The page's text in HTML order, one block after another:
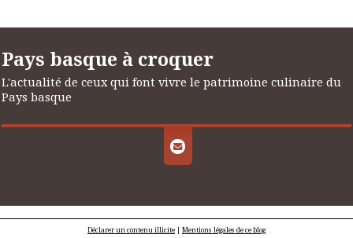
Pays basque à croquer
L'actualité de ceux qui font vivre le patrimoine culinaire du
Pays basque
Déclarer un contenu illicite Mentions légales de ce blog